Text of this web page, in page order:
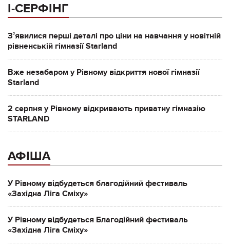
І-СЕРФІНГ
Зʼявилися перші деталі про ціни на навчання у новітній
рівненській гімназії Starland
Вже незабаром у Рівному відкриття нової гімназії
Starland
2 серпня у Рівному відкривають приватну гімназію
STARLAND
АФІША
У Рівному відбудеться благодійний фестиваль
«Західна Ліга Сміху»
У Рівному відбудеться Благодійний фестиваль
«Західна Ліга Сміху»